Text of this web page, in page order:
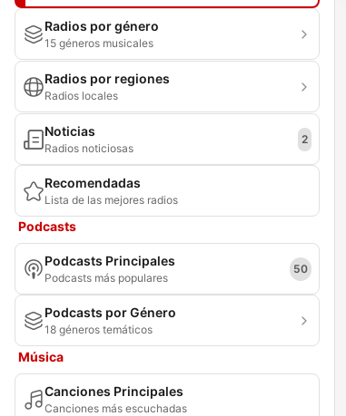
Radios por género
15 géneros musicales
Radios por regiones
Radios locales
Noticias
Radios noticiosas
2
Recomendadas
Lista de las mejores radios
Podcasts
Podcasts Principales
Podcasts más populares
50
Podcasts por Género
18 géneros temáticos
Música
Canciones Principales
Canciones más escuchadas